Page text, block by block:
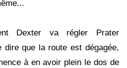
Dexter va régler Prater
dire que la route est dégagée,
à en avoir plein le dos de